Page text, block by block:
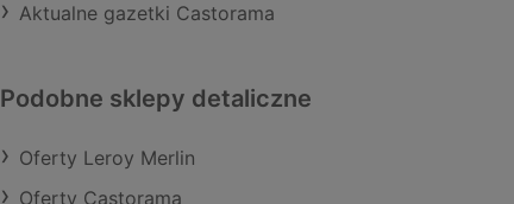
Aktualne gazetki Castorama
Podobne sklepy detaliczne
Oferty Leroy Merlin
Oferty Castorama